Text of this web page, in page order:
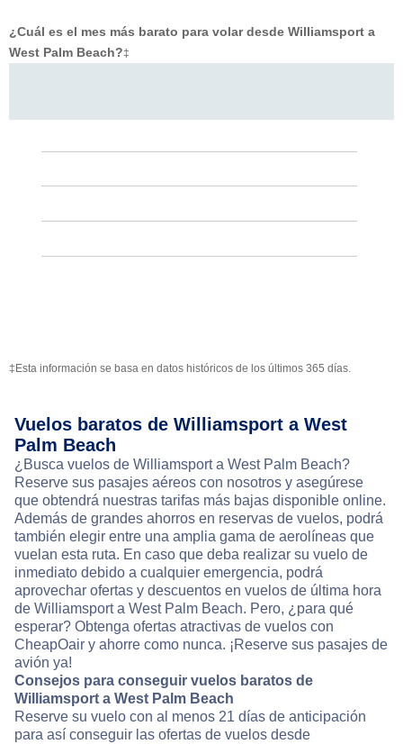
¿Cuál es el mes más barato para volar desde Williamsport a
West Palm Beach?‡
‡Esta información se basa en datos históricos de los últimos 365 días.
Vuelos baratos de Williamsport a West
Palm Beach
¿Busca vuelos de Williamsport a West Palm Beach?
Reserve sus pasajes aéreos con nosotros y asegúrese
que obtendrá nuestras tarifas más bajas disponible online.
Además de grandes ahorros en reservas de vuelos, podrá
también elegir entre una amplia gama de aerolíneas que
vuelan esta ruta. En caso que deba realizar su vuelo de
inmediato debido a cualquier emergencia, podrá
aprovechar ofertas y descuentos en vuelos de última hora
de Williamsport a West Palm Beach. Pero, ¿para qué
esperar? Obtenga ofertas atractivas de vuelos con
CheapOair y ahorre como nunca. ¡Reserve sus pasajes de
avión ya!
Consejos para conseguir vuelos baratos de
Williamsport a West Palm Beach
Reserve su vuelo con al menos 21 días de anticipación
para así conseguir las ofertas de vuelos desde